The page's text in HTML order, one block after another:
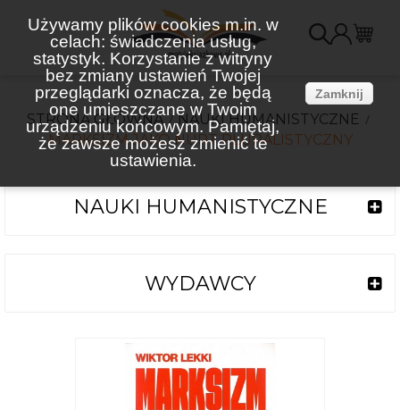
Używamy plików cookies m.in. w
celach: świadczenia usług,
statystyk. Korzystanie z witryny
bez zmiany ustawień Twojej
przeglądarki oznacza, że będą
one umieszczane w Twoim
urządzeniu końcowym. Pamiętaj,
że zawsze możesz zmienić te
ustawienia.
Zamknij
STRONA GŁÓWNA
NAUKI HUMANISTYCZNE
MARKSIZM JAKO NURT PLURALISTYCZNY
NAUKI HUMANISTYCZNE
WYDAWCY